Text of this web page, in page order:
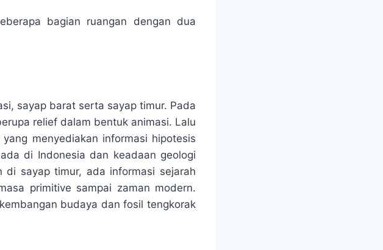
bagian ruangan dengan dua
sayap barat serta sayap timur. Pada
relief dalam bentuk animasi. Lalu
menyediakan informasi hipotesis
di Indonesia dan keadaan geologi
di sayap timur, ada informasi sejarah
primitive sampai zaman modern.
budaya dan fosil tengkorak